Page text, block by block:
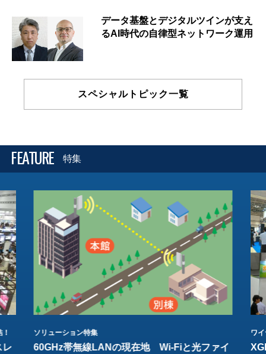
データ基盤とデジタルツインが支え
るAI時代の自律型ネットワーク運用
スペシャルトピック一覧
FEATURE 特集
レ
ソリューション特集
60GHz帯無線LANの現在地 Wi-Fiと光ファイ
ワ